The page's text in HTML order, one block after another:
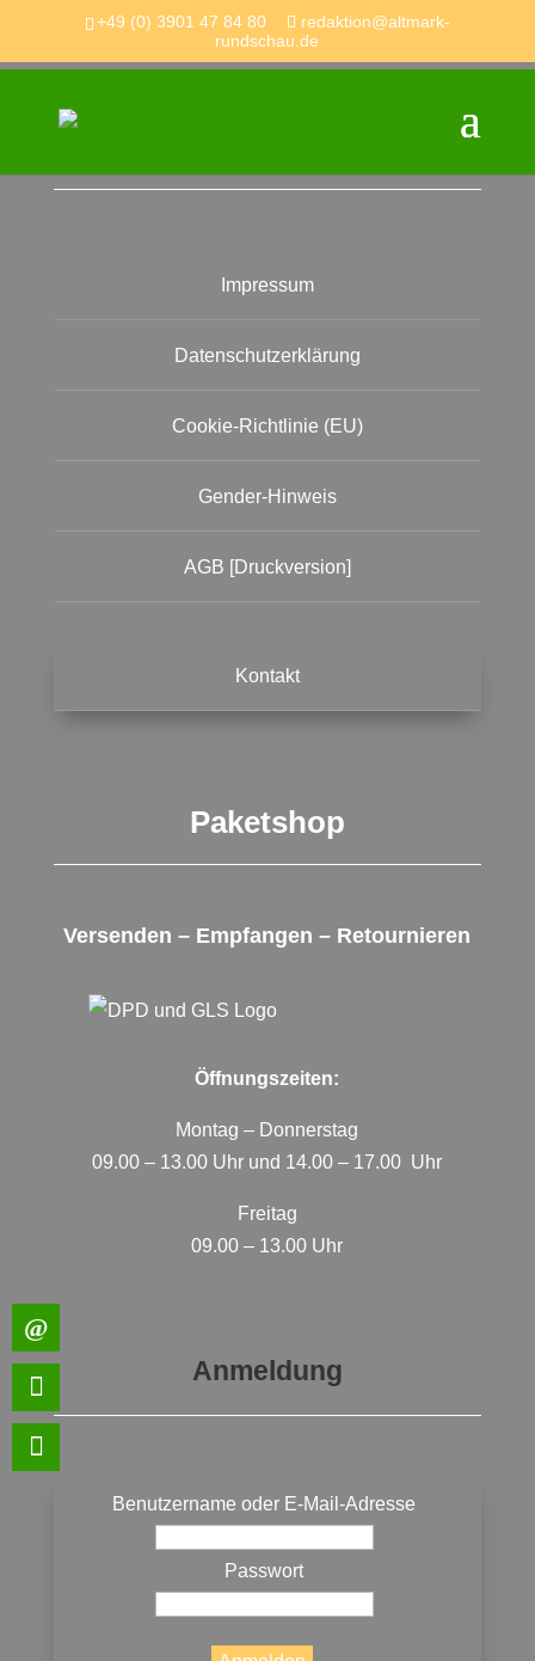
+49 (0) 3901 47 84 80
redaktion@altmark-
rundschau.de
Impressum
Datenschutzerklärung
Cookie-Richtlinie (EU)
Gender-Hinweis
AGB [Druckversion]
Kontakt
Paketshop
Versenden – Empfangen – Retournieren
Öffnungszeiten:
Montag – Donnerstag
09.00 – 13.00 Uhr und 14.00 – 17.00 Uhr
Freitag
09.00 – 13.00 Uhr
Anmeldung
Benutzername oder E-Mail-Adresse
Passwort